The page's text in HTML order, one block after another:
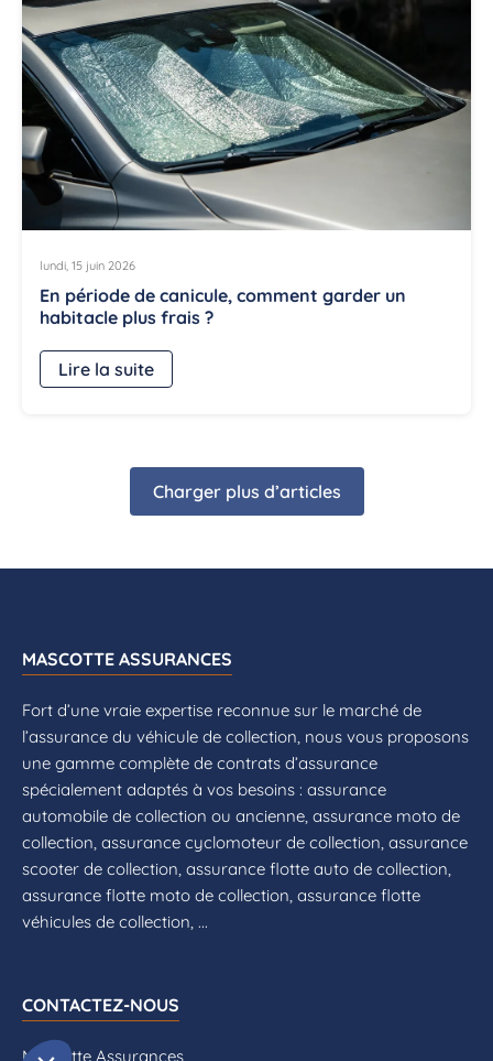
lundi, 15 juin 2026
En période de canicule, comment garder un
habitacle plus frais ?
Lire la suite
Charger plus d’articles
MASCOTTE ASSURANCES
Fort d’une vraie expertise reconnue sur le marché de
l’assurance du véhicule de collection, nous vous proposons
une gamme complète de contrats d’assurance
spécialement adaptés à vos besoins : assurance
automobile de collection ou ancienne, assurance moto de
collection, assurance cyclomoteur de collection, assurance
scooter de collection, assurance flotte auto de collection,
assurance flotte moto de collection, assurance flotte
véhicules de collection, ...
CONTACTEZ-NOUS
Mascotte Assurances